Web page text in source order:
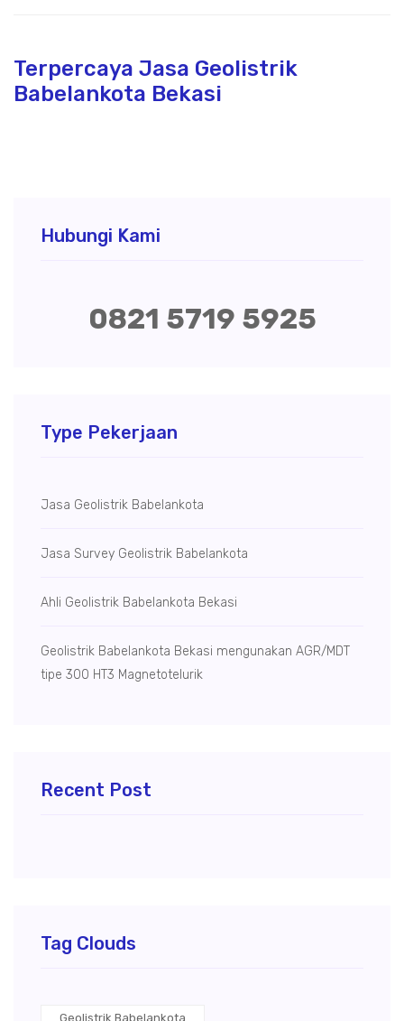
Terpercaya Jasa Geolistrik
Babelankota Bekasi
Hubungi Kami
0821 5719 5925
Type Pekerjaan
Jasa Geolistrik Babelankota
Jasa Survey Geolistrik Babelankota
Ahli Geolistrik Babelankota Bekasi
Geolistrik Babelankota Bekasi mengunakan AGR/MDT
tipe 300 HT3 Magnetotelurik
Recent Post
Tag Clouds
Geolistrik Babelankota